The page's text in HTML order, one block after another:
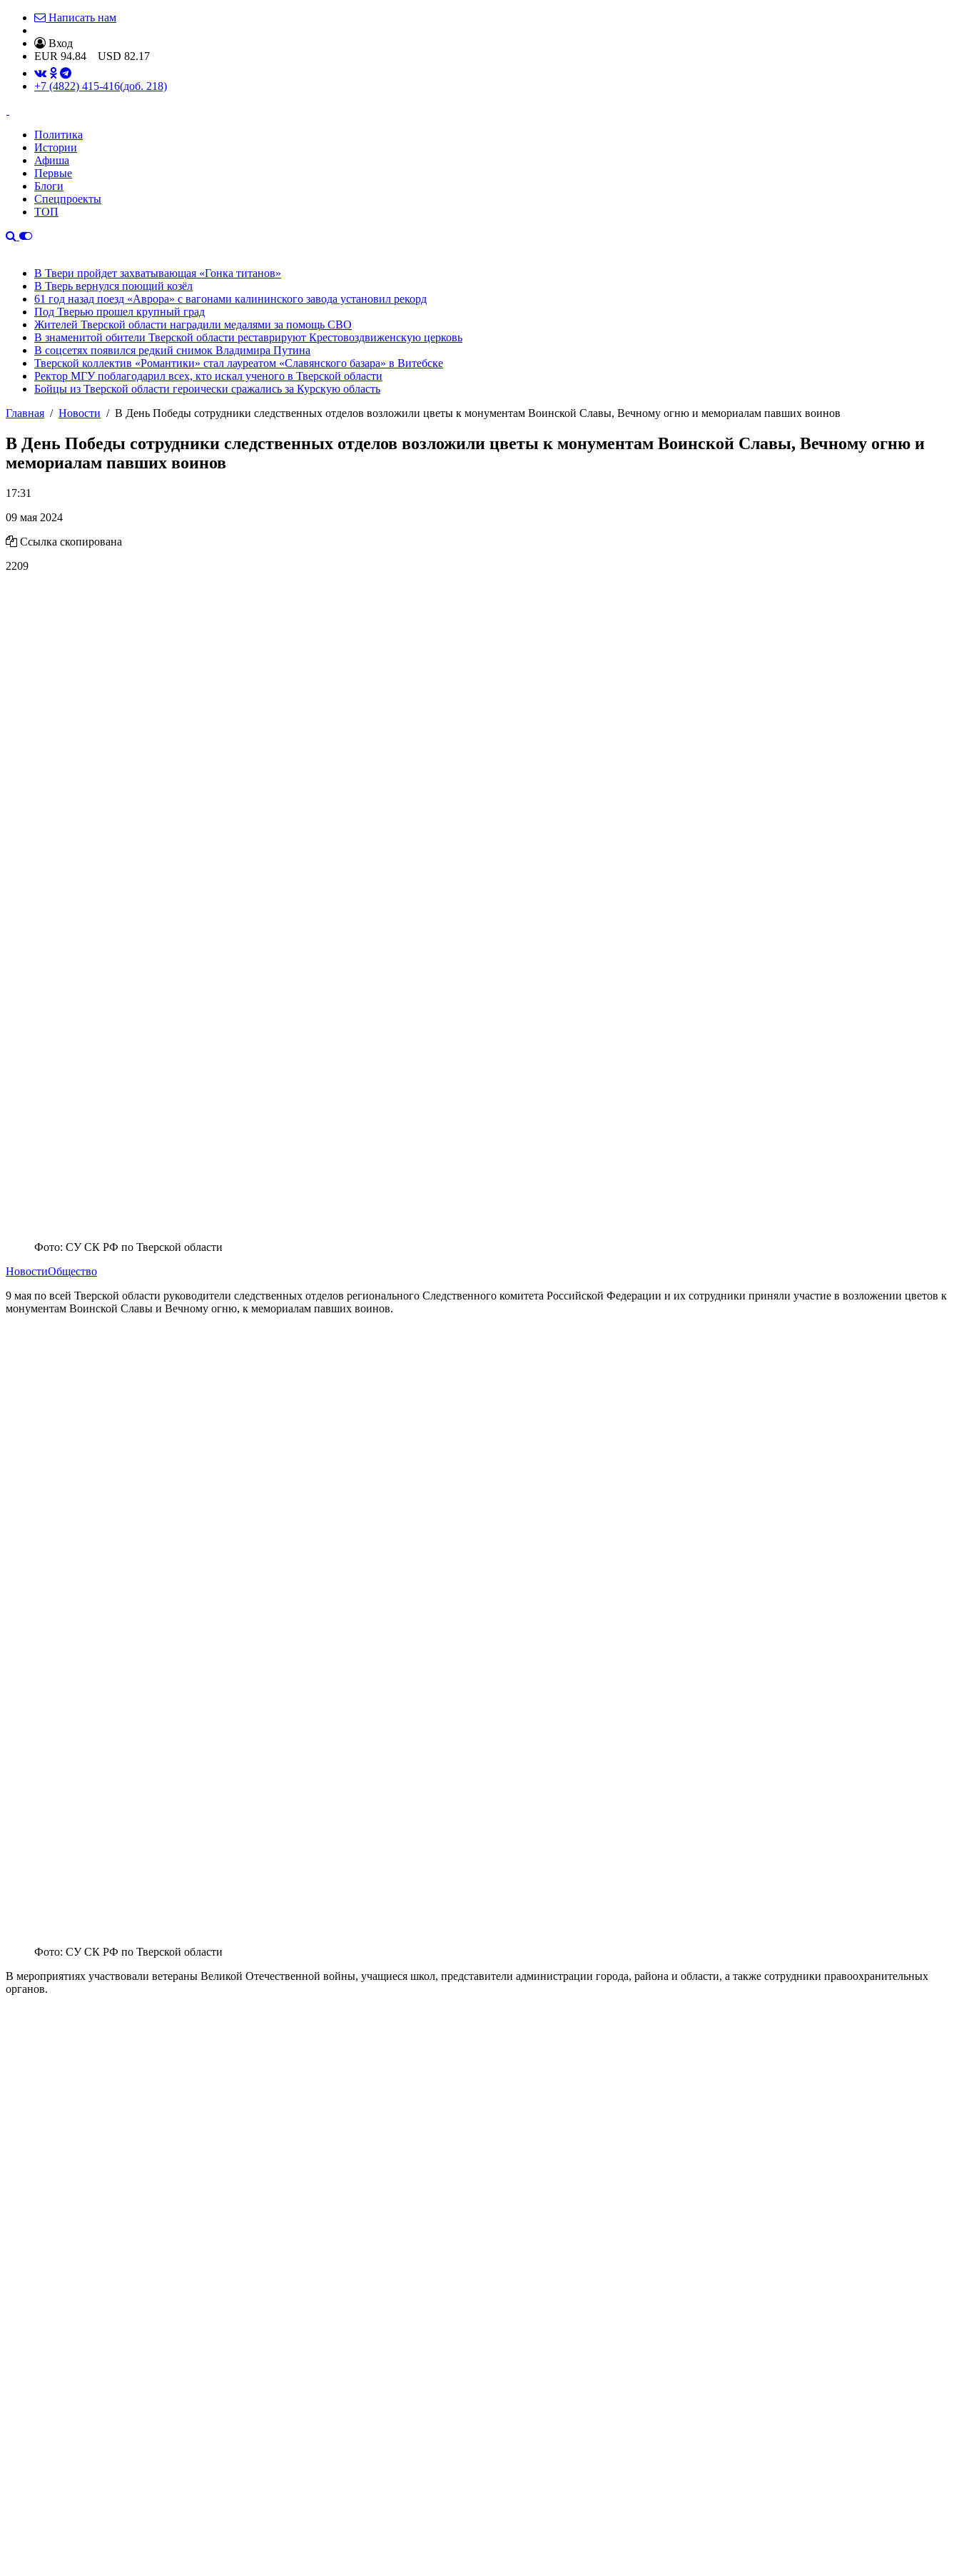
Написать нам
Вход
EUR 94.84 USD 82.17
+7 (4822) 415-416(доб. 218)
Политика
Истории
Афиша
Первые
Блоги
Спецпроекты
ТОП
В Твери пройдет захватывающая «Гонка титанов»
В Тверь вернулся поющий козёл
61 год назад поезд «Аврора» с вагонами калининского завода установил рекорд
Под Тверью прошел крупный град
Жителей Тверской области наградили медалями за помощь СВО
В знаменитой обители Тверской области реставрируют Крестовоздвиженскую церковь
В соцсетях появился редкий снимок Владимира Путина
Тверской коллектив «Романтики» стал лауреатом «Славянского базара» в Витебске
Ректор МГУ поблагодарил всех, кто искал ученого в Тверской области
Бойцы из Тверской области героически сражались за Курскую область
Главная
Новости В День Победы сотрудники следственных отделов возложили цветы к монументам Воинской Славы, Вечному огню и мемориалам павших воинов
В День Победы сотрудники следственных отделов возложили цветы к монументам Воинской Славы, Вечному огню и
мемориалам павших воинов
17:31
09 мая 2024
Ссылка скопирована
2209
Фото: СУ СК РФ по Тверской области
НовостиОбщество
9 мая по всей Тверской области руководители следственных отделов регионального Следственного комитета Российской Федерации и их сотрудники приняли участие в возложении цветов к
монументам Воинской Славы и Вечному огню, к мемориалам павших воинов.
Фото: СУ СК РФ по Тверской области
В мероприятиях участвовали ветераны Великой Отечественной войны, учащиеся школ, представители администрации города, района и области, а также сотрудники правоохранительных
органов.